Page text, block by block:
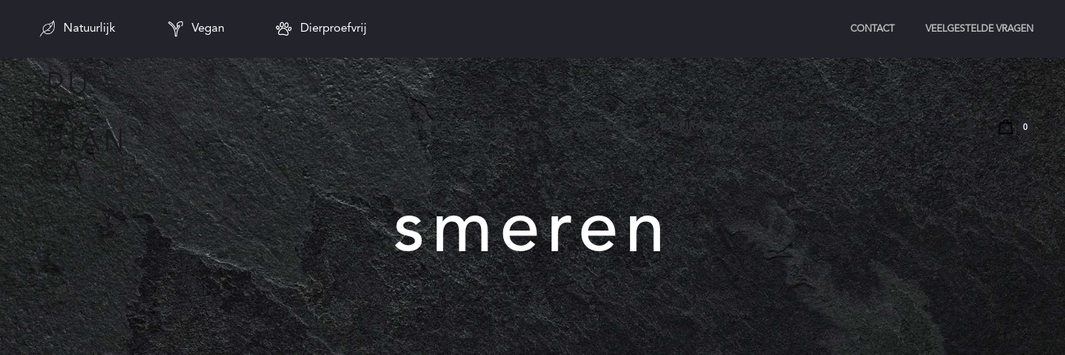
Natuurlijk Vegan Dierproefvrij CONTACT VEELGESTELDE VRAGEN
HOME GEZICHT SAMPLES LICHAAM CADEAUS INSPIRATIE OVER ONS SearchAccount 0
smeren